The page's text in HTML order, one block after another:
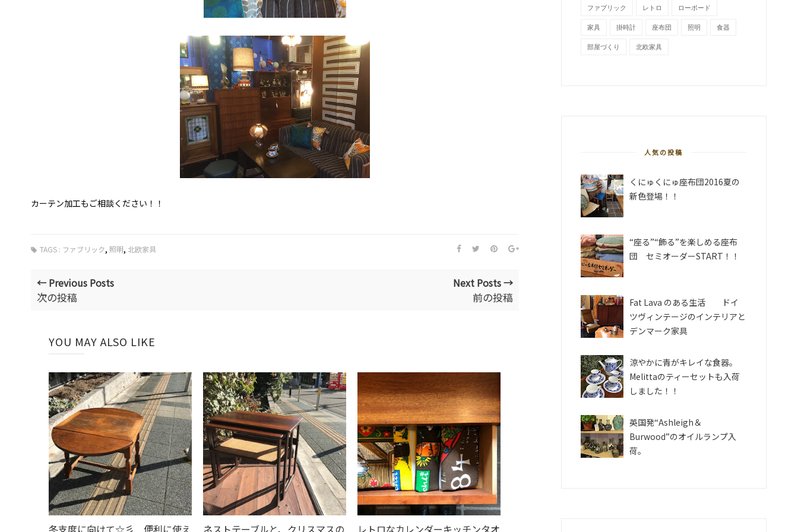
カーテン加工もご相談ください！！
TAGS : ファブリック, 照明, 北欧家具
← Previous Posts
次の投稿
Next Posts →
前の投稿
YOU MAY ALSO LIKE
冬支度に向けて☆彡 便利に使え ネストテーブルと、クリスマスの レトロなカレンダーキッチンタオ
ファブリック レトロ ローボード
家具 掛時計 座布団 照明 食器
部屋づくり 北欧家具
人気の投稿
くにゅくにゅ座布団2016夏の
新色登場！！
“座る”“飾る”を楽しめる座布
団 セミオーダーSTART！！
Fat Lava のある生活 ドイ
ツヴィンテージのインテリアと
デンマーク家具
涼やかに青がキレイな食器。
Melittaのティーセットも入荷
しました！！
英国発“Ashleigh＆
Burwood”のオイルランプ入
荷。